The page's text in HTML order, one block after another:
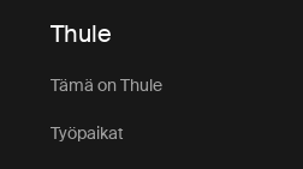
Thule
Tämä on Thule
Työpaikat